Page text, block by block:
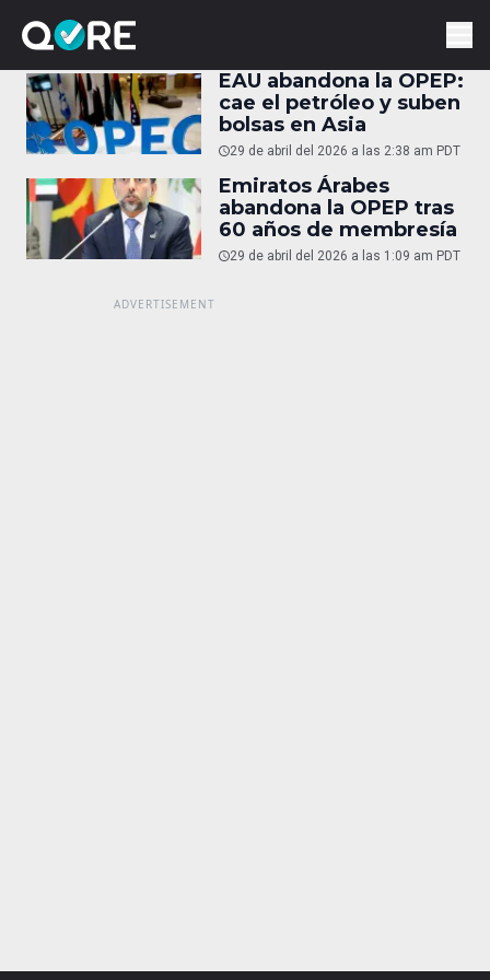
EAU abandona la OPEP:
cae el petróleo y suben
bolsas en Asia
29 de abril del 2026 a las 2:38 am PDT
Emiratos Árabes
abandona la OPEP tras
60 años de membresía
29 de abril del 2026 a las 1:09 am PDT